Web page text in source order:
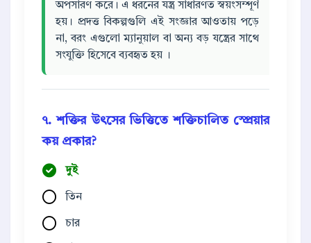
অপসারণ করে। এ ধরনের যন্ত্র সাধারণত স্বয়ংসম্পূর্ণ
হয়। প্রদত্ত বিকল্পগুলি এই সংজ্ঞার আওতায় পড়ে
না, বরং এগুলো ম্যানুয়াল বা অন্য বড় যন্ত্রের সাথে
সংযুক্তি হিসেবে ব্যবহৃত হয় ।
৭. শক্তির উৎসের ভিত্তিতে শক্তিচালিত স্প্রেয়ার
কয় প্রকার?
দুই
তিন
চার